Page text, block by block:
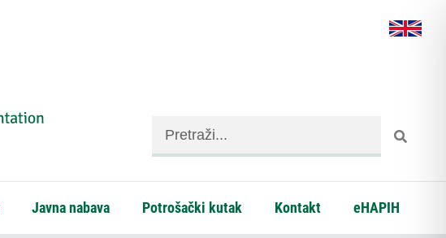
Javna nabava Potrošački kutak Kontakt eHAPIH